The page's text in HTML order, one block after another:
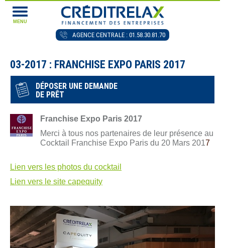
MENU
AGENCE CENTRALE : 01.58.30.81.70
03-2017 : FRANCHISE EXPO PARIS 2017
DÉPOSER UNE DEMANDE
DE PRÊT
Franchise Expo Paris 2017
Merci à tous nos partenaires de leur présence au
Cocktail Franchise Expo Paris du 20 Mars 2017
Lien vers les photos du cocktail
Lien vers le site capequity